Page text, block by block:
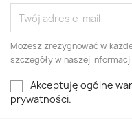
Możesz zrezygnować w
szczegóły w naszej
Akceptuję ogólne
prywatności.